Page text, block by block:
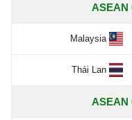
ASEAN
Malaysia
Thái Lan
ASEAN